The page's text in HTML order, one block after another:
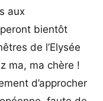
aux
bientôt
de l’Elysée
ma, ma chère !
d’approcher